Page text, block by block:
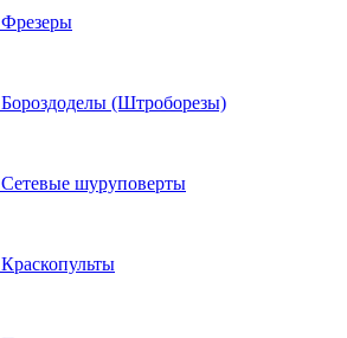
Фрезеры
Бороздоделы (Штроборезы)
Сетевые шуруповерты
Краскопульты